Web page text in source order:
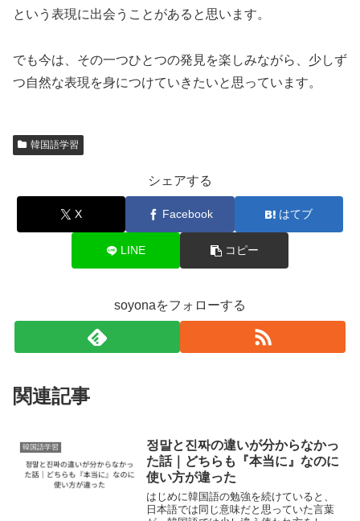
という表現に出会うことがあると思います。
でも今は、その一つひとつの発見を楽しみながら、少しず
つ自然な表現を身につけていきたいと思っています。
韓国語学習
シェアする
X Facebook はてブ
LINE コピー
soyonaをフォローする
関連記事
韓国語学習
정말と진짜の違いが分からなかっ
た話｜どちらも『本当に』なのに
使い方が違った
はじめに韓国語の勉強を続けていると、
日本語では同じ意味だと思っていた言葉